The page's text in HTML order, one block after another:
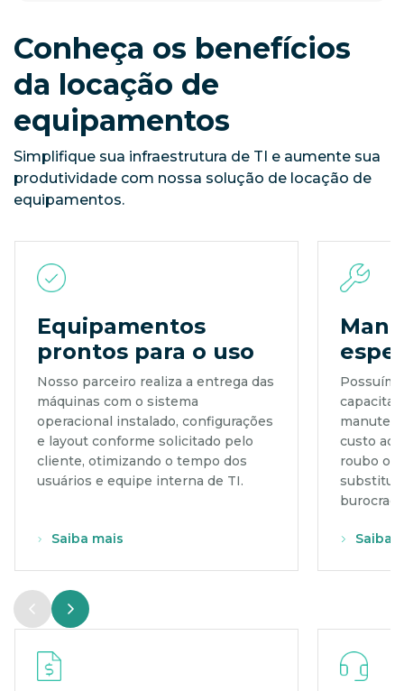
Conheça os benefícios
da locação de
equipamentos
Simplifique sua infraestrutura de TI e aumente sua
produtividade com nossa solução de locação de
equipamentos.
Equipamentos
prontos para o uso
Nosso parceiro realiza a entrega das
máquinas com o sistema
operacional instalado, configurações
e layout conforme solicitado pelo
cliente, otimizando o tempo dos
usuários e equipe interna de TI.
Saiba mais
custo
roubo ou
Saiba